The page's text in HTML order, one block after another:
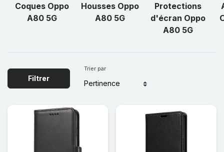
Coques Oppo
A80 5G
Housses Oppo
A80 5G
Protections
d'écran Oppo
A80 5G
Filtrer
Trier par